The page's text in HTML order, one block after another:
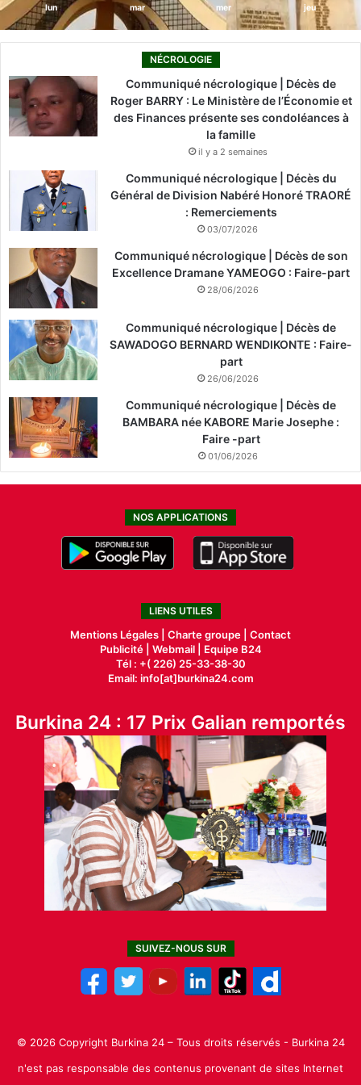
lun mar mer jeu
NÉCROLOGIE
Communiqué nécrologique | Décès de
Roger BARRY : Le Ministère de l’Économie et
des Finances présente ses condoléances à
la famille
il y a 2 semaines
Communiqué nécrologique | Décès du
Général de Division Nabéré Honoré TRAORÉ
: Remerciements
03/07/2026
Communiqué nécrologique | Décès de son
Excellence Dramane YAMEOGO : Faire-part
28/06/2026
Communiqué nécrologique | Décès de
SAWADOGO BERNARD WENDIKONTE : Faire-
part
26/06/2026
Communiqué nécrologique | Décès de
BAMBARA née KABORE Marie Josephe :
Faire -part
01/06/2026
NOS APPLICATIONS
LIENS UTILES
Mentions Légales | Charte groupe | Contact
Publicité| Webmail |
Equipe B24
Tél : +( 226) 25-33-38-30
Email: info[at]burkina24.com
Burkina 24 : 17 Prix Galian remportés
SUIVEZ-NOUS SUR
© 2026 Copyright Burkina 24 – Tous droits réservés - Burkina 24
n'est pas responsable des contenus provenant de sites Internet